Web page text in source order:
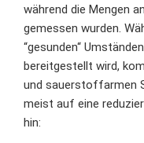
während die Mengen
gemessen wurden.
“gesunden“
bereitgestellt wird,
und sauerstoffarmen
meist auf eine
hin: